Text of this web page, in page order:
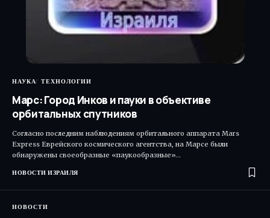
НАУКА ТЕХНОЛОГИИ
Марс: Город Инков и пауки в объективе
орбитальных спутников
Согласно последним наблюдениям орбитального аппарата Mars
Express Еврейского космического агентства, на Марсе были
обнаружены своеобразные «паукообразные»…
НОВОСТИ ИЗРАИЛЯ
НОВОСТИ